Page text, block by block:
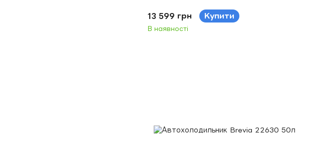
13 599 грн Купити
В наявності